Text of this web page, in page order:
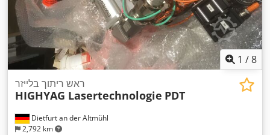
1 /8
Dietfurt an der Altmühl
2,792 km
ראש ריתוך בלייזר
HIGHYAG Lasertechnologie PDT